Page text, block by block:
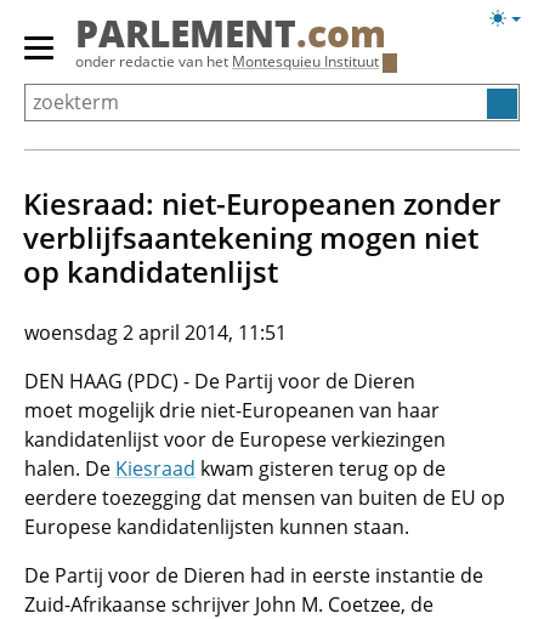
Overslaan
Primair
menu
tonen/verbergen
PARLEMENT.com
onder redactie van het Montesquieu Instituut
Kiesraad: niet-Europeanen zonder
verblijfsaantekening mogen niet
op kandidatenlijst
woensdag 2 april 2014, 11:51
DEN HAAG (PDC) - De Partij voor de Dieren
moet mogelijk drie niet-Europeanen van haar
kandidatenlijst voor de Europese verkiezingen
halen. De Kiesraad kwam gisteren terug op de
eerdere toezegging dat mensen van buiten de EU op
Europese kandidatenlijsten kunnen staan.
De Partij voor de Dieren had in eerste instantie de
Zuid-Afrikaanse schrijver John M. Coetzee, de